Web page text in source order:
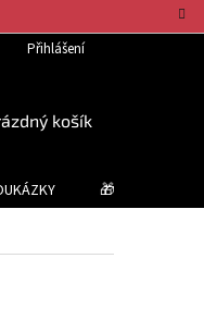
Přihlášení
košík
🎁 TIPY NA